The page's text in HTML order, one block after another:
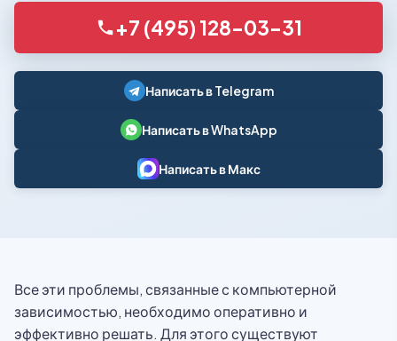
+7 (495) 128-03-31
Написать в Telegram
Написать в WhatsApp
Написать в Макс
Все эти проблемы, связанные с компьютерной
зависимостью, необходимо оперативно и
эффективно решать. Для этого существуют